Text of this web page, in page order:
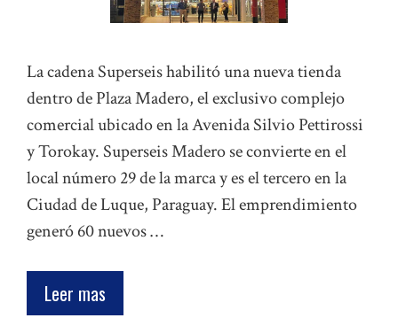
La cadena Superseis habilitó una nueva tienda
dentro de Plaza Madero, el exclusivo complejo
comercial ubicado en la Avenida Silvio Pettirossi
y Torokay. Superseis Madero se convierte en el
local número 29 de la marca y es el tercero en la
Ciudad de Luque, Paraguay. El emprendimiento
generó 60 nuevos …
Leer mas